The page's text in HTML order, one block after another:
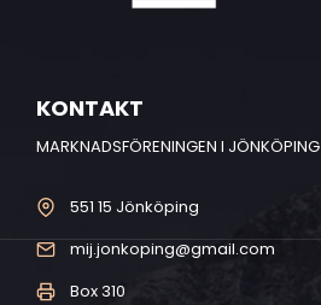
KONTAKT
MARKNADSFÖRENINGEN I JÖNKÖPING
551 15 Jönköping
mij.jonkoping@gmail.com
Box 310